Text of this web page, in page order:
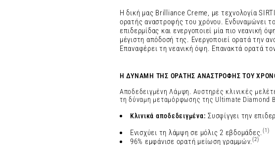
Η δική μας Brilliance Creme, με τεχνολογία
ορατής αναστροφής του χρόνου. Ενδυναμώνει
επιδερμίδας και ενεργοποιεί μία πιο νεανική
μέγιστη απόδοσή της. Ενεργοποιεί ορατά την
Επαναφέρει τη νεανική όψη. Επανακτά ορατά
Η ΔΥΝΑΜΗ ΤΗΣ ΟΡΑΤΗΣ ΑΝΑΣΤΡΟΦΗΣ ΤΟΥ
Αποδεδειγμένη Λάμψη. Αυστηρές κλινικές
τη δύναμη μεταμόρφωσης της Ultimate Diamond
Κλινικά αποδεδειγμένα: Συσφίγγει την
Ενισχύει τη λάμψη σε μόλις 2 εβδομάδες.(1)
96% εμφάνισε ορατή μείωση γραμμών.(2)